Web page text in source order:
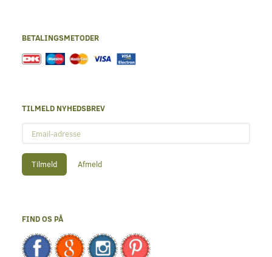
BETALINGSMETODER
TILMELD NYHEDSBREV
adresse
Tilmeld Afmeld
FIND OS PÅ